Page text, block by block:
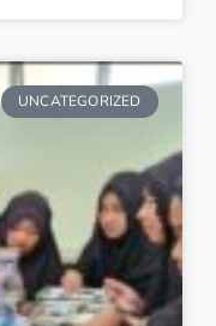
UNCATEGORIZED